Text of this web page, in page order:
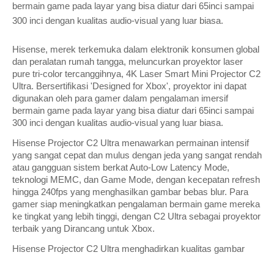
bermain game pada layar yang bisa diatur dari 65inci sampai
300 inci dengan kualitas audio-visual yang luar biasa.
Hisense, merek terkemuka dalam elektronik konsumen global
dan peralatan rumah tangga, meluncurkan proyektor laser
pure tri-color tercanggihnya, 4K Laser Smart Mini Projector C2
Ultra. Bersertifikasi 'Designed for Xbox', proyektor ini dapat
digunakan oleh para gamer dalam pengalaman imersif
bermain game pada layar yang bisa diatur dari 65inci sampai
300 inci dengan kualitas audio-visual yang luar biasa.
Hisense Projector C2 Ultra menawarkan permainan intensif
yang sangat cepat dan mulus dengan jeda yang sangat rendah
atau gangguan sistem berkat Auto-Low Latency Mode,
teknologi MEMC, dan Game Mode, dengan kecepatan refresh
hingga 240fps yang menghasilkan gambar bebas blur. Para
gamer siap meningkatkan pengalaman bermain game mereka
ke tingkat yang lebih tinggi, dengan C2 Ultra sebagai proyektor
terbaik yang Dirancang untuk Xbox.
Hisense Projector C2 Ultra menghadirkan kualitas gambar